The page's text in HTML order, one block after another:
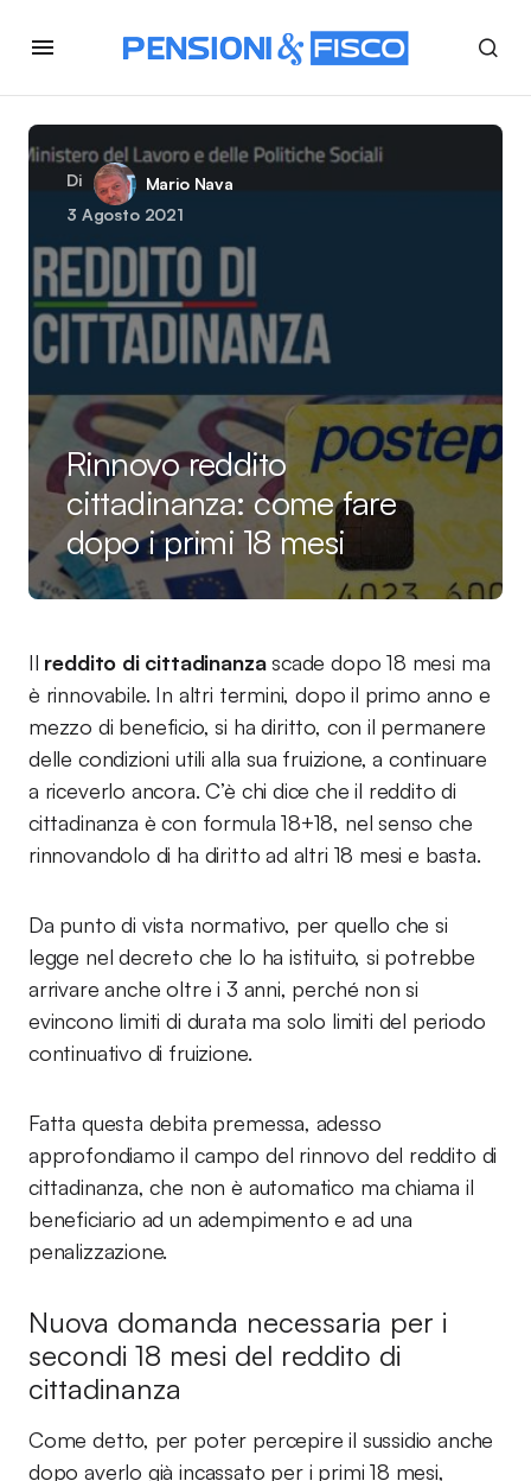
Di
Mario Nava
3 Agosto 2021
Rinnovo reddito
cittadinanza: come fare
dopo i primi 18 mesi
Il reddito di cittadinanzascade dopo 18 mesi ma
è rinnovabile. In altri termini, dopo il primo anno e
mezzo di beneficio, si ha diritto, con il permanere
delle condizioni utili alla sua fruizione, a continuare
a riceverlo ancora. C’è chi dice che il reddito di
cittadinanza è con formula 18+18, nel senso che
rinnovandolo di ha diritto ad altri 18 mesi e basta.
Da punto di vista normativo, per quello che si
legge nel decreto che lo ha istituito, si potrebbe
arrivare anche oltre i 3 anni, perché non si
evincono limiti di durata ma solo limiti del periodo
continuativo di fruizione.
Fatta questa debita premessa, adesso
approfondiamo il campo del rinnovo del reddito di
cittadinanza, che non è automatico ma chiama il
beneficiario ad un adempimento e ad una
penalizzazione.
Nuova domanda necessaria per i
secondi 18 mesi del reddito di
cittadinanza
Come detto, per poter percepire il sussidio anche
dopo averlo già incassato per i primi 18 mesi,